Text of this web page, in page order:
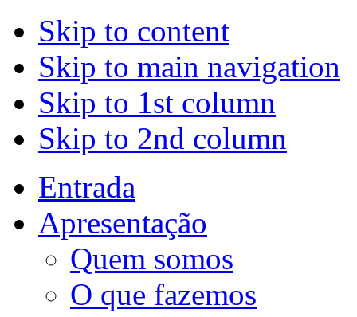
Skip to content
Skip to main navigation
Skip to 1st column
Skip to 2nd column
Entrada
Apresentação
Quem somos
O que fazemos